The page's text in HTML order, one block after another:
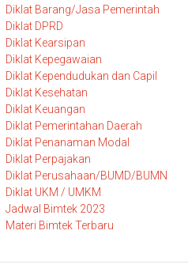
Diklat Barang/Jasa Pemerintah
Diklat DPRD
Diklat Kearsipan
Diklat Kepegawaian
Diklat Kependudukan dan Capil
Diklat Kesehatan
Diklat Keuangan
Diklat Pemerintahan Daerah
Diklat Penanaman Modal
Diklat Perpajakan
Diklat Perusahaan/BUMD/BUMN
Diklat UKM / UMKM
Jadwal Bimtek 2023
Materi Bimtek Terbaru